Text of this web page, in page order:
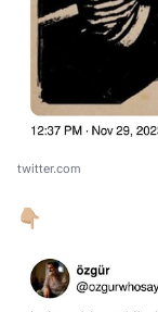
twitter.com
👇🏼